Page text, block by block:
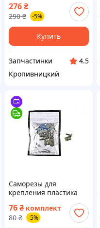
276₴
290 ₴ -5%
Купить
Запчастинки
4.5
Кропивницкий
Саморезы для
крепления пластика
LIPAI) ВССМ
76₴ комплект
80 ₴ -5%